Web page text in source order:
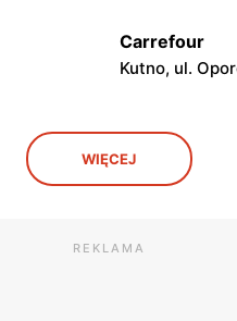
Carrefour
Kutno, ul.
Carrefour
Łódź al. Ks. Bp.
Bandurskiego
Carrefour
WIĘCEJ
REKLAMA